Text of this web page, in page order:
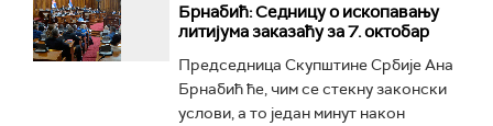
Брнабић: Седницу о ископавању
литијума заказаћу за 7. октобар
Председница Скупштине Србије Ана
Брнабић ће, чим се стекну законски
услови, а то један минут након